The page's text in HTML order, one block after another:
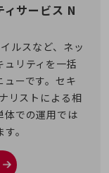
サービス N
ルスなど、ネッ
ュリティを一括
ーです。セキ
リストによる相
体での運用では
。